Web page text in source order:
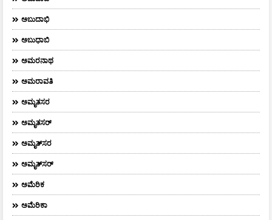
ಅಬುದಾಭಿ
ಅಬುಧಾಬಿ
ಅಮರನಾಥ
ಅಮರಾವತಿ
ಅಮೃತಸರ
ಅಮೃತಸರ್
ಅಮೃತ್‌ಸರ
ಅಮೃತ್​ಸರ್​
ಅಮೆರಿಕ
ಅಮೆರಿಕಾ